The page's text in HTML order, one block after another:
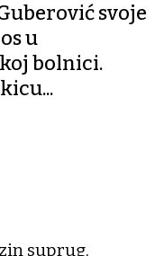
svoje
u
bolnici.
suprug,